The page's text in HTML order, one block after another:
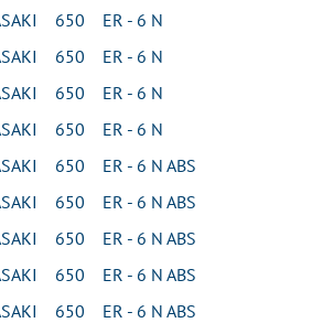
650 ER - 6 N
650 ER - 6 N
650 ER - 6 N
650 ER - 6 N
650 ER - 6 N ABS
650 ER - 6 N ABS
650 ER - 6 N ABS
650 ER - 6 N ABS
650 ER - 6 N ABS